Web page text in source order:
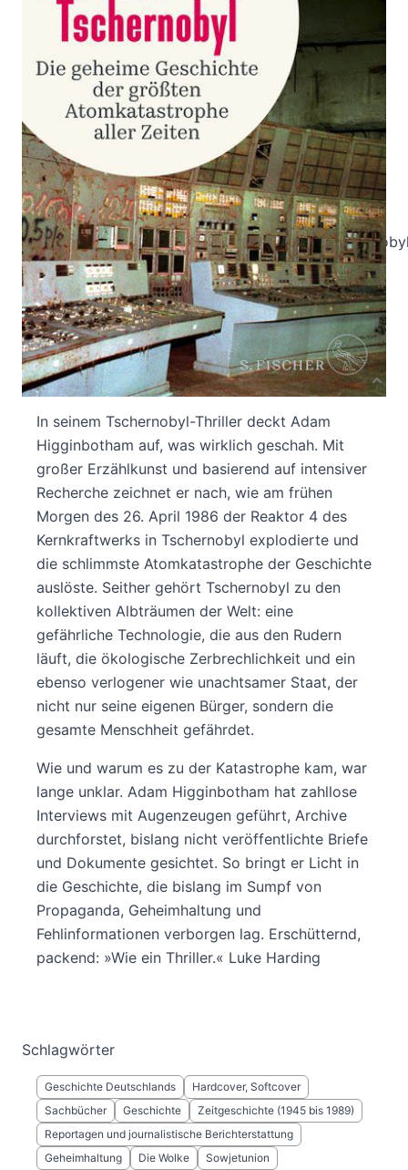
Atomkatastrophe aller Zeiten
VonAdam Higginbotham
Verlag: S. Fischer 27.11.2019
640 Seiten
gebunden mit
Schutzumschlag
ISBN: 978-3-10-
002538-8
Bibliografische Daten
Autor:innenbeschreibung
Produktbeschreibung
In seinem Tschernobyl-Thriller deckt Adam
Higginbotham auf, was wirklich geschah. Mit
großer Erzählkunst und basierend auf intensiver
Recherche zeichnet er nach, wie am frühen
Morgen des 26. April 1986 der Reaktor 4 des
Kernkraftwerks in Tschernobyl explodierte und
die schlimmste Atomkatastrophe der Geschichte
auslöste. Seither gehört Tschernobyl zu den
kollektiven Albträumen der Welt: eine
gefährliche Technologie, die aus den Rudern
läuft, die ökologische Zerbrechlichkeit und ein
ebenso verlogener wie unachtsamer Staat, der
nicht nur seine eigenen Bürger, sondern die
gesamte Menschheit gefährdet.
Wie und warum es zu der Katastrophe kam, war
lange unklar. Adam Higginbotham hat zahllose
Interviews mit Augenzeugen geführt, Archive
durchforstet, bislang nicht veröffentlichte Briefe
und Dokumente gesichtet. So bringt er Licht in
die Geschichte, die bislang im Sumpf von
Propaganda, Geheimhaltung und
Fehlinformationen verborgen lag. Erschütternd,
packend: »Wie ein Thriller.« Luke Harding
Schlagwörter
Geschichte Deutschlands
Hardcover, Softcover
Sachbücher
Geschichte
Zeitgeschichte (1945 bis 1989)
Reportagen und journalistische Berichterstattung
Geheimhaltung
Die Wolke Sowjetunion